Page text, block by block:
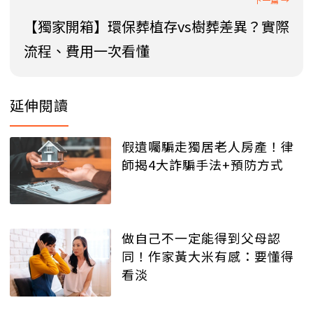
【獨家開箱】環保葬植存vs樹葬差異？實際
流程、費用一次看懂
延伸閱讀
假遺囑騙走獨居老人房產！律
師揭4大詐騙手法+預防方式
做自己不一定能得到父母認
同！作家黃大米有感：要懂得
看淡